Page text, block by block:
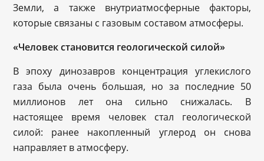
Земли, а также внутриатмосферные факторы,
которые связаны с газовым составом атмосферы.
«Человек становится геологической силой»
В эпоху динозавров концентрация углекислого
газа была очень большая, но за последние 50
миллионов лет она сильно снижалась. В
настоящее время человек стал геологической
силой: ранее накопленный углерод он снова
направляет в атмосферу.